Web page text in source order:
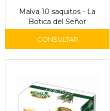
Malva 10 saquitos - La
Botica del Señor